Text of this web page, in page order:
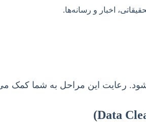
اخبار و رسانه‌ها.
رعایت این مراحل به شما کمک